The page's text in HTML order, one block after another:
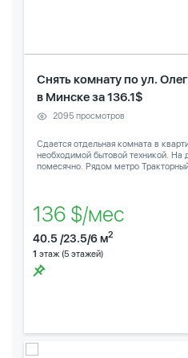
Снять комнату по ул.
в Минске за 136.1$
2095 просмотров
Сдается отдельная комната в
необходимой бытовой техникой. На
помесячно. Рядом метро
136 $/мес
40.5 /23.5/6 м2
1 этаж (5 этажей)